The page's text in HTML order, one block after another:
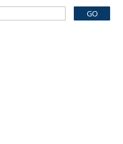
GO